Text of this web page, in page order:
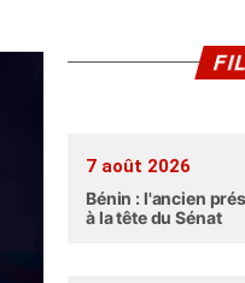
7 août 2026
Bénin : l'ancien
à la tête du Sénat